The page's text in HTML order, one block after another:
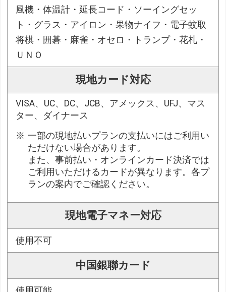
風機・体温計・延長コード・ソーイングセッ
ト・グラス・アイロン・果物ナイフ・電子蚊取
将棋・囲碁・麻雀・オセロ・トランプ・花札・
ＵＮＯ
現地カード対応
VISA、UC、DC、JCB、アメックス、UFJ、マス
ター、ダイナース
一部の現地払いプランの支払いにはご利用い
ただけない場合があります。
また、事前払い・オンラインカード決済では
ご利用いただけるカードが異なります。各プ
ランの案内でご確認ください。
現地電子マネー対応
使用不可
中国銀聯カード